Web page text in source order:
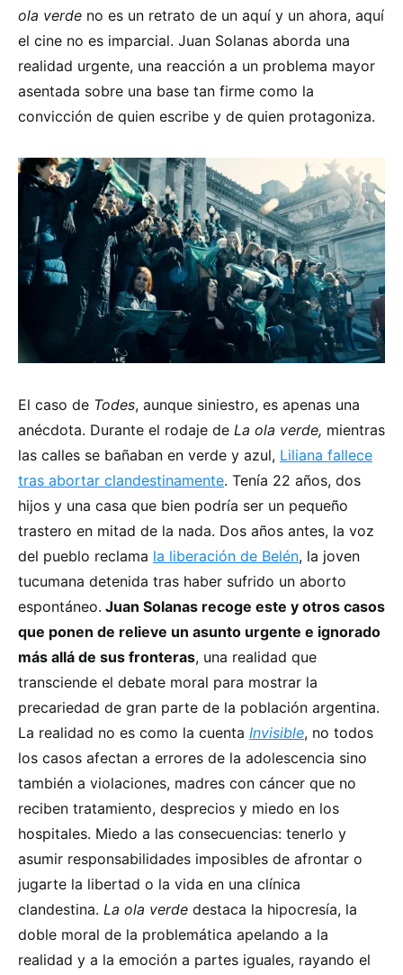
ola verde no es un retrato de un aquí y un ahora, aquí
el cine no es imparcial. Juan Solanas aborda una
realidad urgente, una reacción a un problema mayor
asentada sobre una base tan firme como la
convicción de quien escribe y de quien protagoniza.
El caso de Todes, aunque siniestro, es apenas una
anécdota. Durante el rodaje de La ola verde, mientras
las calles se bañaban en verde y azul, Liliana fallece
tras abortar clandestinamente. Tenía 22 años, dos
hijos y una casa que bien podría ser un pequeño
trastero en mitad de la nada. Dos años antes, la voz
del pueblo reclama la liberación de Belén, la joven
tucumana detenida tras haber sufrido un aborto
espontáneo. Juan Solanas recoge este y otros casos
que ponen de relieve un asunto urgente e ignorado
más allá de sus fronteras, una realidad que
transciende el debate moral para mostrar la
precariedad de gran parte de la población argentina.
La realidad no es como la cuenta Invisible, no todos
los casos afectan a errores de la adolescencia sino
también a violaciones, madres con cáncer que no
reciben tratamiento, desprecios y miedo en los
hospitales. Miedo a las consecuencias: tenerlo y
asumir responsabilidades imposibles de afrontar o
jugarte la libertad o la vida en una clínica
clandestina. La ola verde destaca la hipocresía, la
doble moral de la problemática apelando a la
realidad y a la emoción a partes iguales, rayando el